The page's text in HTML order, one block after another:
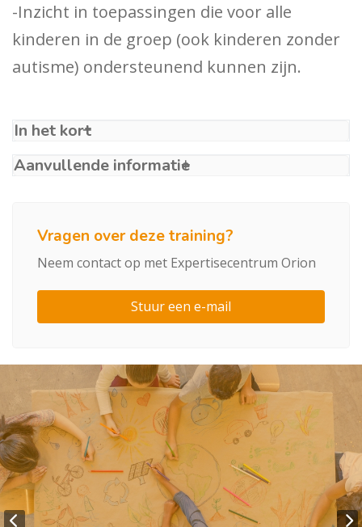
-Inzicht in toepassingen die voor alle
kinderen in de groep (ook kinderen zonder
autisme) ondersteunend kunnen zijn.
In het kort
Aanvullende informatie
Vragen over deze training?
Neem contact op met Expertisecentrum Orion
Stuur een e-mail